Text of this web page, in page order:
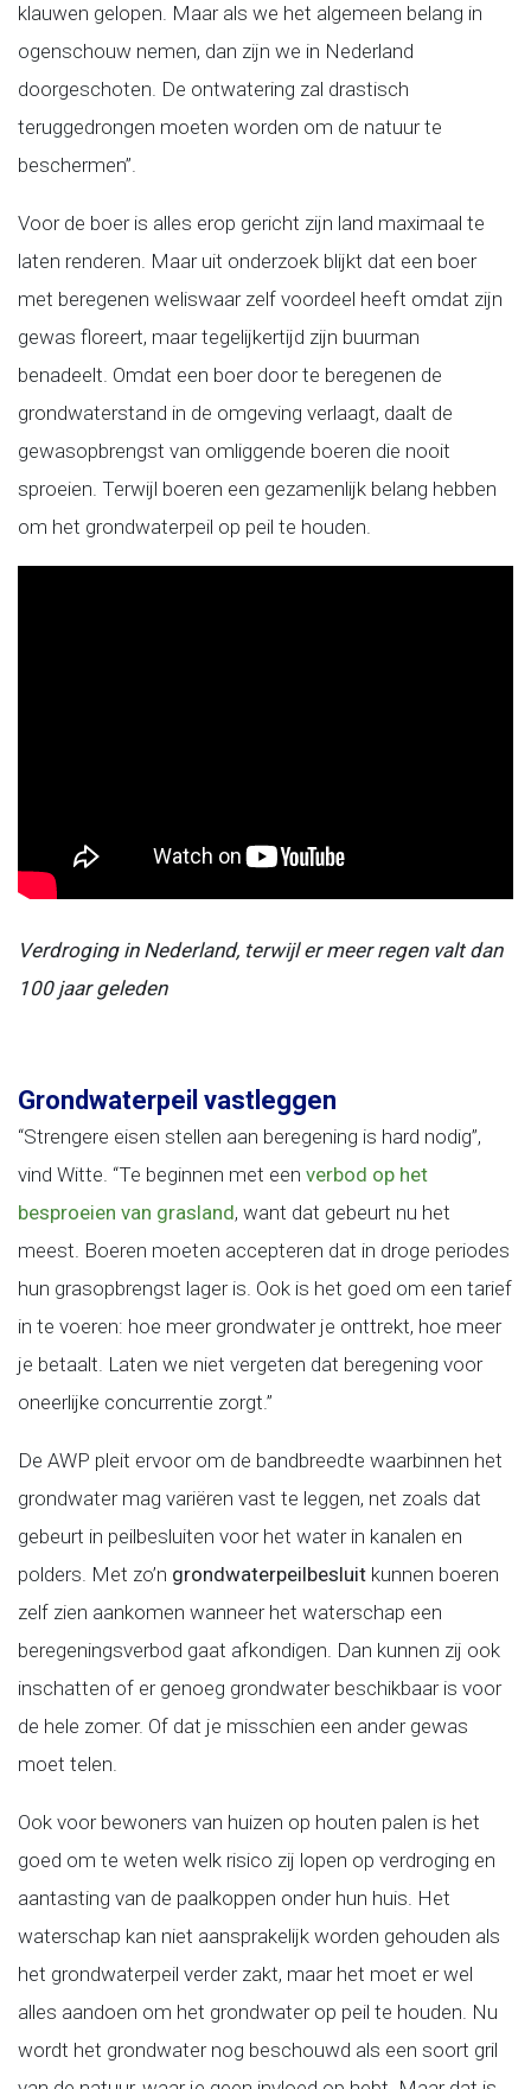
klauwen gelopen. Maar als we het algemeen belang in
ogenschouw nemen, dan zijn we in Nederland
doorgeschoten. De ontwatering zal drastisch
teruggedrongen moeten worden om de natuur te
beschermen”.
Voor de boer is alles erop gericht zijn land maximaal te
laten renderen. Maar uit onderzoek blijkt dat een boer
met beregenen weliswaar zelf voordeel heeft omdat zijn
gewas floreert, maar tegelijkertijd zijn buurman
benadeelt. Omdat een boer door te beregenen de
grondwaterstand in de omgeving verlaagt, daalt de
gewasopbrengst van omliggende boeren die nooit
sproeien. Terwijl boeren een gezamenlijk belang hebben
om het grondwaterpeil op peil te houden.
Verdroging in Nederland, terwijl er meer regen valt dan
100 jaar geleden
Grondwaterpeil vastleggen
“Strengere eisen stellen aan beregening is hard nodig”,
vind Witte. “Te beginnen met een verbod op het
besproeien van grasland, want dat gebeurt nu het
meest. Boeren moeten accepteren dat in droge periodes
hun grasopbrengst lager is. Ook is het goed om een tarief
in te voeren: hoe meer grondwater je onttrekt, hoe meer
je betaalt. Laten we niet vergeten dat beregening voor
oneerlijke concurrentie zorgt.”
De AWP pleit ervoor om de bandbreedte waarbinnen het
grondwater mag variëren vast te leggen, net zoals dat
gebeurt in peilbesluiten voor het water in kanalen en
polders. Met zo’n grondwaterpeilbesluit kunnen boeren
zelf zien aankomen wanneer het waterschap een
beregeningsverbod gaat afkondigen. Dan kunnen zij ook
inschatten of er genoeg grondwater beschikbaar is voor
de hele zomer. Of dat je misschien een ander gewas
moet telen.
Ook voor bewoners van huizen op houten palen is het
goed om te weten welk risico zij lopen op verdroging en
aantasting van de paalkoppen onder hun huis. Het
waterschap kan niet aansprakelijk worden gehouden als
het grondwaterpeil verder zakt, maar het moet er wel
alles aandoen om het grondwater op peil te houden. Nu
wordt het grondwater nog beschouwd als een soort gril